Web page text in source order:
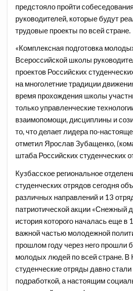
предстояло пройти
руководителей, которые будут
трудовые проекты по всей стране.
«Комплексная подготовка
Всероссийской школы
проектов Российских
на многолетние традиции
время прохождения школы
только управленческие
взаимопомощи, дисциплины и
то, что делает лидера по-
отметил Ярослав Зубащенко,
штаба Российских студенческих
Кузбасское региональное
студенческих отрядов сегодня
различных направлений и 13
патриотической акции «Снежный
история которого началась еще в
важной частью молодежной
прошлом году через него прошли
молодых людей по всей стране. В
студенческие отряды давно
подработкой, а настоящим